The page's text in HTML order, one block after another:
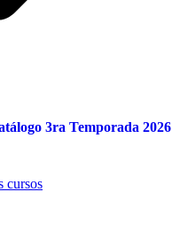
3ra Temporada 2026
cursos